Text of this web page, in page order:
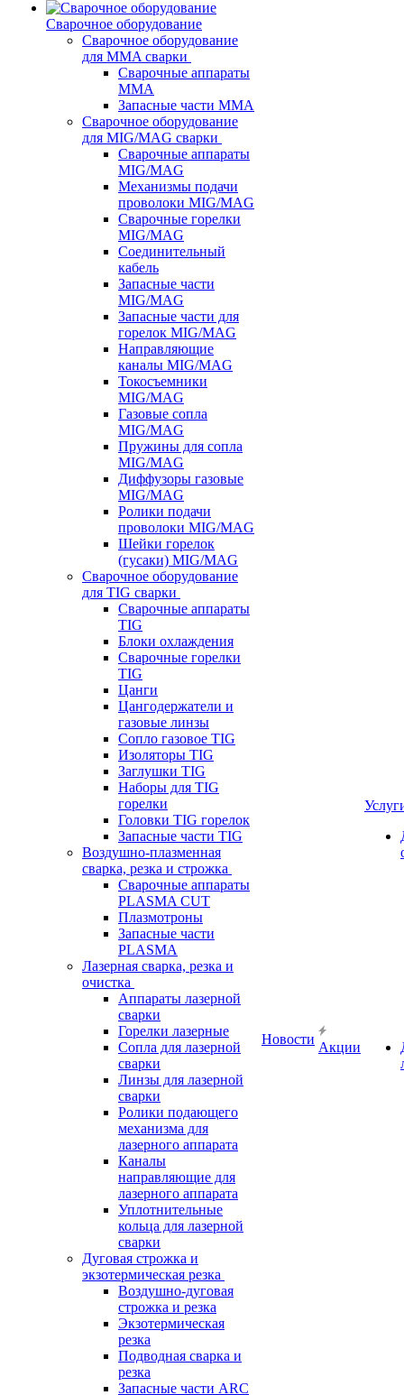
Сварочное оборудование
Сварочное оборудование
для MMA сварки
Сварочные аппараты
MMA
Запасные части MMA
Сварочное оборудование
для MIG/MAG сварки
Сварочные аппараты
MIG/MAG
Механизмы подачи
проволоки MIG/MAG
Сварочные горелки
MIG/MAG
Соединительный
кабель
Запасные части
MIG/MAG
Запасные части для
горелок MIG/MAG
Направляющие
каналы MIG/MAG
Токосъемники
MIG/MAG
Газовые сопла
MIG/MAG
Пружины для сопла
MIG/MAG
Диффузоры газовые
MIG/MAG
Ролики подачи
проволоки MIG/MAG
Шейки горелок
(гусаки) MIG/MAG
Сварочное оборудование
для TIG сварки
Сварочные аппараты
TIG
Блоки охлаждения
Сварочные горелки
TIG
Цанги
Цангодержатели и
газовые линзы
Сопло газовое TIG
Изоляторы TIG
Заглушки TIG
Наборы для TIG
горелки
Головки TIG горелок
Запасные части TIG
Воздушно-плазменная
сварка, резка и строжка
Сварочные аппараты
PLASMA CUT
Плазмотроны
Запасные части
PLASMA
Лазерная сварка, резка и
очистка
Аппараты лазерной
сварки
Горелки лазерные
Сопла для лазерной
сварки
Линзы для лазерной
сварки
Ролики подающего
механизма для
лазерного аппарата
Каналы
направляющие для
лазерного аппарата
Уплотнительные
кольца для лазерной
сварки
Дуговая строжка и
экзотермическая резка
Воздушно-дуговая
строжка и резка
Экзотермическая
резка
Подводная сварка и
резка
Запасные части ARC
Новости
Акции